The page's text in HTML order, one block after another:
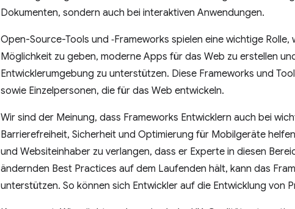
Dokumenten, sondern auch bei interaktiven Anwendungen.
Open-Source-Tools und ‑Frameworks spielen eine wichtige
Möglichkeit zu geben, moderne Apps für das Web zu erstellen
Entwicklerumgebung zu unterstützen. Diese Frameworks und
sowie Einzelpersonen, die für das Web entwickeln.
Wir sind der Meinung, dass Frameworks Entwicklern auch bei
Barrierefreiheit, Sicherheit und Optimierung für Mobilgeräte
und Websiteinhaber zu verlangen, dass er Experte in diesen
ändernden Best Practices auf dem Laufenden hält, kann das
unterstützen. So können sich Entwickler auf die Entwicklung von